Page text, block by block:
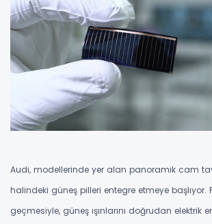
Audi, modellerinde yer alan panoramik cam
halindeki güneş pilleri entegre etmeye başlıyor.
geçmesiyle, güneş ışınlarını doğrudan elektrik